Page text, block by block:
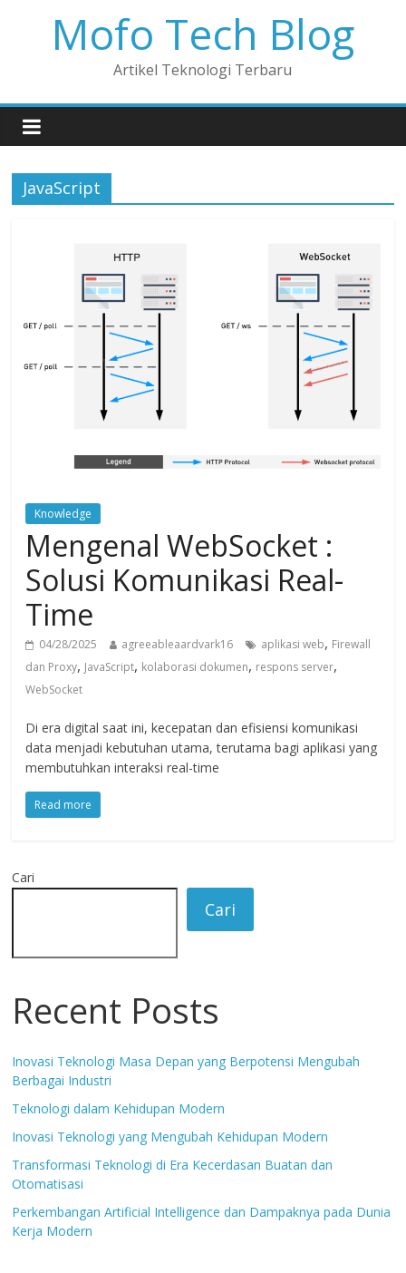
Mofo Tech Blog
Artikel Teknologi Terbaru
JavaScript
Knowledge
Mengenal WebSocket :
Solusi Komunikasi Real-
Time
04/28/2025 agreeableaardvark16 aplikasi web, Firewall
dan Proxy, JavaScript, kolaborasi dokumen, respons server,
WebSocket
Di era digital saat ini, kecepatan dan efisiensi komunikasi
data menjadi kebutuhan utama, terutama bagi aplikasi yang
membutuhkan interaksi real-time
Read more
Cari
Cari
Recent Posts
Inovasi Teknologi Masa Depan yang Berpotensi Mengubah
Berbagai Industri
Teknologi dalam Kehidupan Modern
Inovasi Teknologi yang Mengubah Kehidupan Modern
Transformasi Teknologi di Era Kecerdasan Buatan dan
Otomatisasi
Perkembangan Artificial Intelligence dan Dampaknya pada Dunia
Kerja Modern